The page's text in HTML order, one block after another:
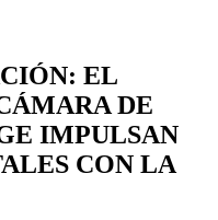
EL
DE
IMPULSAN
CON LA